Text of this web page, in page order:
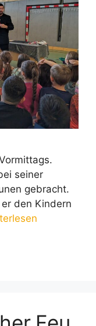
seiner
gebracht.
den Kindern